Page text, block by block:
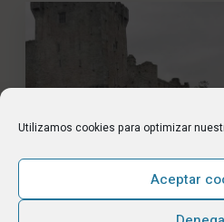
Utilizamos cookies para optimizar
Aceptar